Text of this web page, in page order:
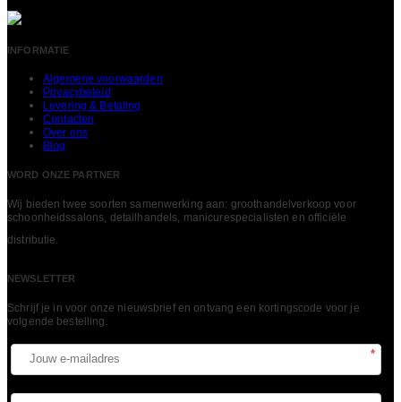
INFORMATIE
Algemene voorwaarden
Privacybeleid
Levering & Betaling
Contacten
Over ons
Blog
WORD ONZE PARTNER
Wij bieden twee soorten samenwerking aan: groothandelverkoop voor
schoonheidssalons, detailhandels, manicurespecialisten en officiële
distributie.
NEWSLETTER
Schrijf je in voor onze nieuwsbrief en ontvang een kortingscode voor je
volgende bestelling.​
*